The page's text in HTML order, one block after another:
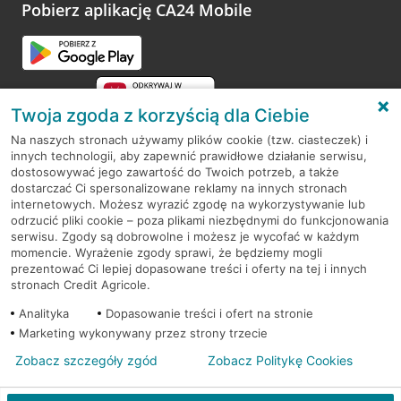
opinie.
Pobierz aplikację CA24 Mobile
RODO
Regulamin serwisu
Mapa serwisu
PolitykaCookies
© 2026 Credit Agricole Bank Polska S.A. Wszelkie prawa zastrzeżone
Twoja zgoda z korzyścią dla Ciebie
Na naszych stronach używamy plików cookie (tzw. ciasteczek) i
innych technologii, aby zapewnić prawidłowe działanie serwisu,
dostosowywać jego zawartość do Twoich potrzeb, a także
dostarczać Ci spersonalizowane reklamy na innych stronach
internetowych. Możesz wyrazić zgodę na wykorzystywanie lub
odrzucić pliki cookie – poza plikami niezbędnymi do funkcjonowania
serwisu. Zgody są dobrowolne i możesz je wycofać w każdym
momencie. Wyrażenie zgody sprawi, że będziemy mogli
prezentować Ci lepiej dopasowane treści i oferty na tej i innych
stronach Credit Agricole.
Analityka
Dopasowanie treści i ofert na stronie
Marketing wykonywany przez strony trzecie
Zobacz szczegóły zgód Zobacz Politykę Cookies